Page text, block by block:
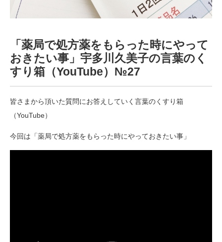
「薬局で処方薬をもらった時にやって
おきたい事」宇多川久美子の言葉のく
すり箱（YouTube）№27
皆さまから頂いた質問にお答えしていく言葉のくすり箱
（YouTube）
今回は「薬局で処方薬をもらった時にやっておきたい事」